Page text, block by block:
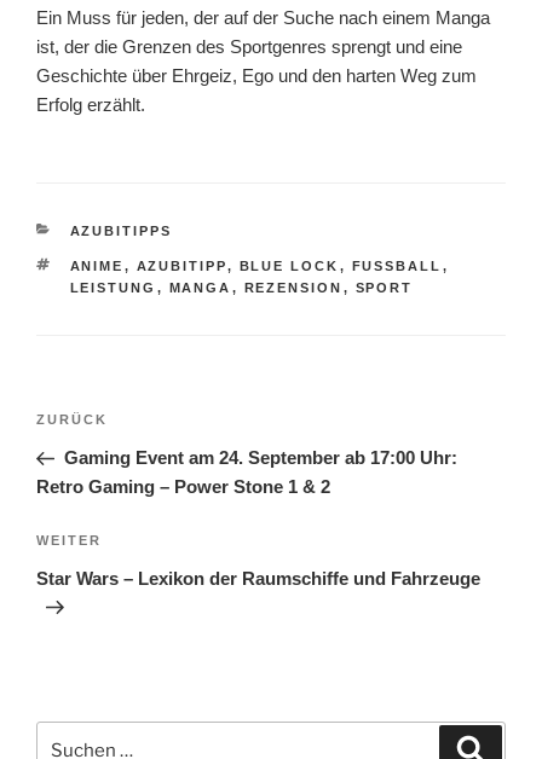
Ein Muss für jeden, der auf der Suche nach einem Manga
ist, der die Grenzen des Sportgenres sprengt und eine
Geschichte über Ehrgeiz, Ego und den harten Weg zum
Erfolg erzählt.
KATEGORIEN
AZUBITIPPS
SCHLAGWÖRTER
ANIME , AZUBITIPP, BLUE LOCK , FUSSBALL
,
LEISTUNG , MANGA , REZENSION , SPORT
Beitragsnavigation
Vorheriger
Beitrag
ZURÜCK
Gaming Event am 24. September ab 17:00 Uhr:
Retro Gaming – Power Stone 1 & 2
Nächster
Beitrag
WEITER
Star Wars – Lexikon der Raumschiffe und Fahrzeuge